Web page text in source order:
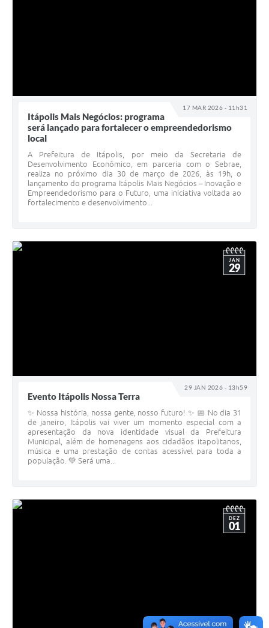
17 MAR 2026 - 11h31
Itápolis Mais Negócios: programa
será lançado para fortalecer o empreendedorismo
local
A Prefeitura de Itápolis, por meio da Secretaria de
Desenvolvimento Econômico, em parceria com o Sebrae,
realiza no próximo dia 30 de março de 2026, às 19h, o
lançamento do programa Itápolis Mais Negócios – Inovação e
Empreendedorismo para o Futuro, uma iniciativa voltada ao
fortalecimento e desenvolvimento...
29 JAN 2026 - 13h59
JAN
29
Evento Itápolis Nossa Terra
✨ Nossa história, nossa gente, nosso futuro! ✨ 📅 No dia 31
de janeiro, Itápolis vai viver um momento especial com a
apresentação da nova identidade visual da Prefeitura
Municipal, além de homenagens aos cidadãos itapolitanos,
música e uma prestação de contas acessível para toda a
população. 💚 Será uma...
DEZ
01